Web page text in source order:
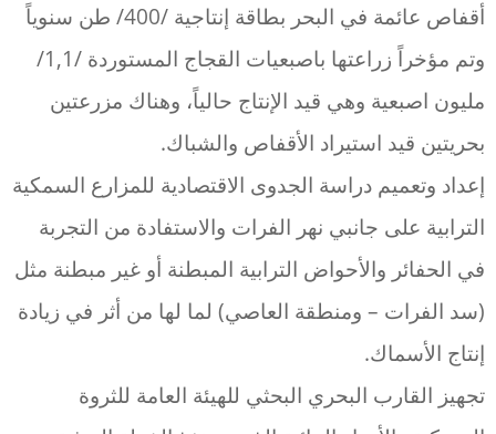
أقفاص عائمة في البحر بطاقة إنتاجية /400/ طن سنوياً
وتم مؤخراً زراعتها باصبعيات القجاج المستوردة /1,1/
مليون اصبعية وهي قيد الإنتاج حالياً، وهناك مزرعتين
بحريتين قيد استيراد الأقفاص والشباك.
إعداد وتعميم دراسة الجدوى الاقتصادية للمزارع السمكية
الترابية على جانبي نهر الفرات والاستفادة من التجربة
في الحفائر والأحواض الترابية المبطنة أو غير مبطنة مثل
(سد الفرات – ومنطقة العاصي) لما لها من أثر في زيادة
إنتاج الأسماك.
تجهيز القارب البحري البحثي للهيئة العامة للثروة